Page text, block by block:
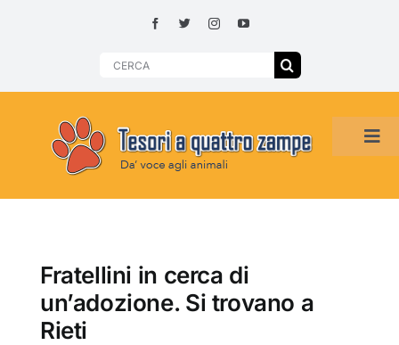
Search
HOME
SMARRITI O DA ADOTTARE
Fratellini in cerca di
un’adozione. Si trovano a
Rieti